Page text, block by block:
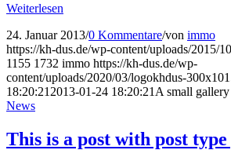
Weiterlesen
24. Januar 2013/0 Kommentare/von immo
https://kh-dus.de/wp-content/uploads/2015/
1155 1732 immo https://kh-dus.de/wp-
content/uploads/2020/03/logokhdus-
18:20:21 2013-01-24 18:20:21 A small gallery
News
This is a post with post